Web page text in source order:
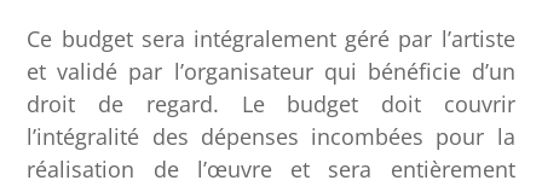
Ce budget sera intégralement géré par l’artiste
et validé par l’organisateur qui bénéficie d’un
droit de regard. Le budget doit couvrir
l’intégralité des dépenses incombées pour la
réalisation de l’œuvre et sera entièrement